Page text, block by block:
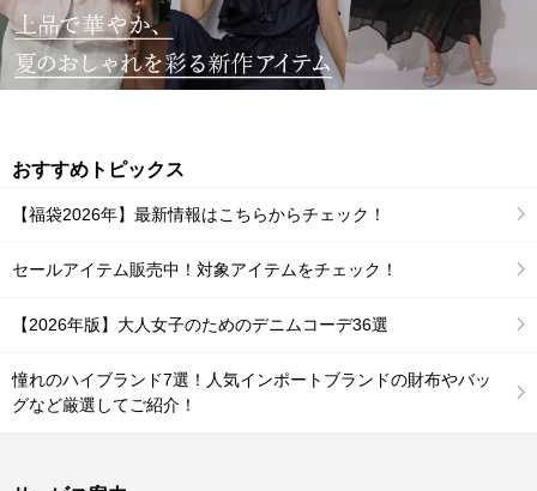
おすすめトピックス
【福袋2026年】最新情報はこちらからチェック！
セールアイテム販売中！対象アイテムをチェック！
【2026年版】大人女子のためのデニムコーデ36選
憧れのハイブランド7選！人気インポートブランドの財布やバッ
グなど厳選してご紹介！